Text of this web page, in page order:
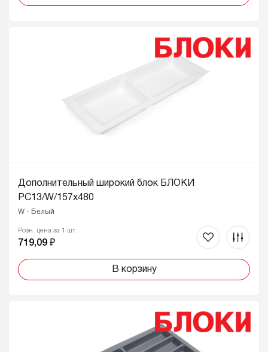
Дополнительный широкий блок БЛОКИ
PC13/W/157x480
W - Белый
Розн. цена за 1 шт.
719,09 ₽
В корзину